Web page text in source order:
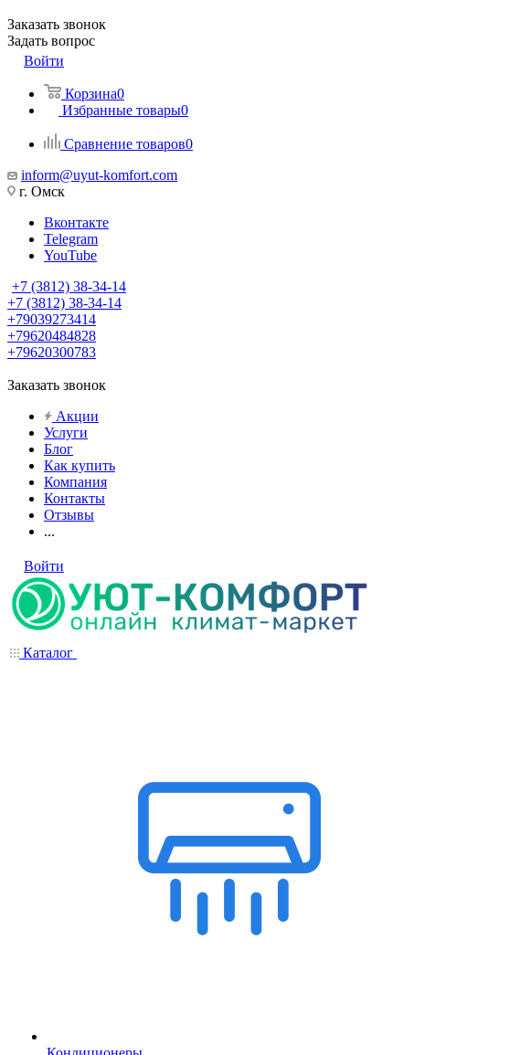
Заказать звонок
Задать вопрос
Войти
Корзина0
Избранные товары0
Сравнение товаров0
inform@uyut-komfort.com
г. Омск
Вконтакте
Telegram
YouTube
+7 (3812) 38-34-14
+7 (3812) 38-34-14
+79039273414
+79620484828
+79620300783
Заказать звонок
Акции
Услуги
Блог
Как купить
Компания
Контакты
Отзывы
...
Войти
Каталог